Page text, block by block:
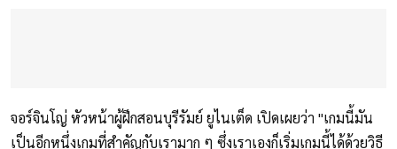
จอร์จินโญ่ หัวหน้าผู้ฝึกสอนบุรีรัมย์ ยูไนเต็ด เปิดเผยว่า "เกมนี้มัน
เป็นอีกหนึ่งเกมที่สำคัญกับเรามาก ๆ ซึ่งเราเองก็เริ่มเกมนี้ได้ด้วยวิธี